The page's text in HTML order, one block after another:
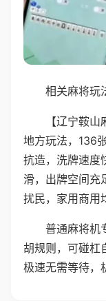
相关麻将玩
【辽宁鞍
地方玩法，136
抗造，洗牌速度
滑，出牌空间充
扰民，家用商用
普通麻将机
胡规则，可碰杠
极速无需等待，